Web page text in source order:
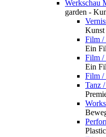
Werkschau
garden -
Kunst
Film /
Ein
Film /
Ein
Film /
Tanz
Plastic